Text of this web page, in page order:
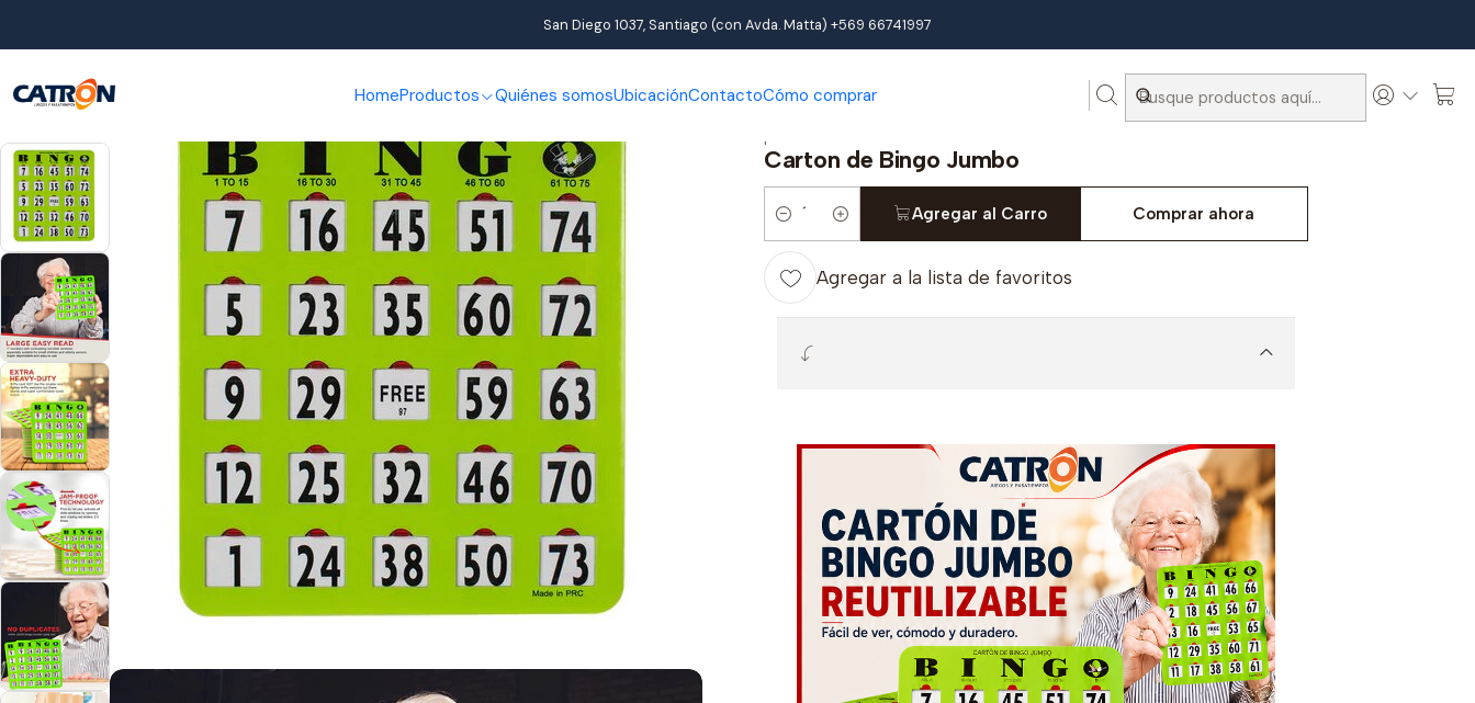
HomeProductos Quiénes somosUbicaciónContactoCómo comprar
San Diego 1037, Santiago (con Avda. Matta) +569 66741997
Inicio Productos Bingo Carton de Bingo Jumbo
|
Carton de Bingo Jumbo
Cantidad
Agregar al Carro Comprar ahora
Agregar a la lista de favoritos